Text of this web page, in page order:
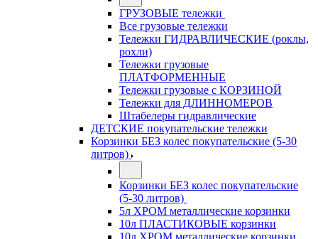
ГРУЗОВЫЕ тележки
Все грузовые тележки
Тележки ГИДРАВЛИЧЕСКИЕ (роклы,
рохли)
Тележки грузовые
ПЛАТФОРМЕННЫЕ
Тележки грузовые с КОРЗИНОЙ
Тележки для ДЛИННОМЕРОВ
Штабелеры гидравлические
ДЕТСКИЕ покупательские тележки
Корзинки БЕЗ колес покупательские (5-30
литров)
Корзинки БЕЗ колес покупательские
(5-30 литров)
5л ХРОМ металлические корзинки
10л ПЛАСТИКОВЫЕ корзинки
10л ХРОМ металлические корзинки